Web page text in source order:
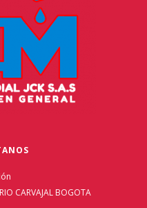
CARVAJAL BOGOTA